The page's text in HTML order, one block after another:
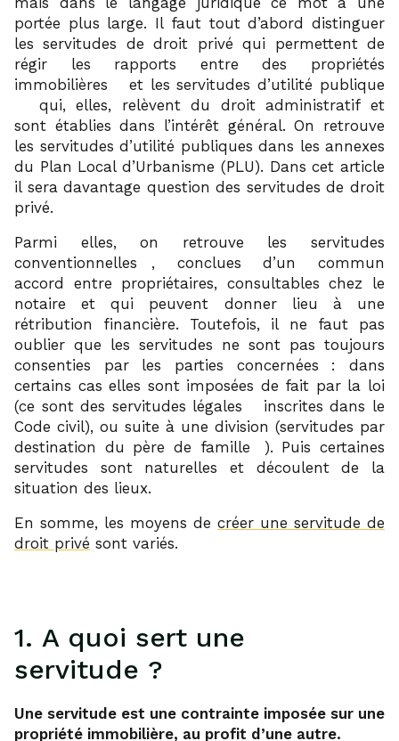
portée plus large. Il faut tout d’abord distinguer
les servitudes de droit privé qui permettent de
régir les rapports entre des propriétés
immobilières
et les servitudes d’utilité publique
qui, elles, relèvent du droit administratif et
sont établies dans l’intérêt général. On retrouve
les servitudes d’utilité publiques dans les annexes
du Plan Local d’Urbanisme (PLU). Dans cet article
il sera davantage question des servitudes de droit
privé.
Parmi elles, on retrouve les servitudes
conventionnelles
, conclues d’un commun
accord entre propriétaires, consultables chez le
notaire et qui peuvent donner lieu à une
rétribution financière. Toutefois, il ne faut pas
oublier que les servitudes ne sont pas toujours
consenties par les parties concernées : dans
certains cas elles sont imposées de fait par la loi
(ce sont des servitudes légales
inscrites dans le
Code civil), ou suite à une division (servitudes par
destination du père de famille
). Puis certaines
servitudes sont naturelles et découlent de la
situation des lieux.
En somme, les moyens de créer une servitude de
droit privé sont variés.
1. A quoi sert une
servitude ?
Une servitude est une contrainte imposée sur une
propriété immobilière, au profit d’une autre.